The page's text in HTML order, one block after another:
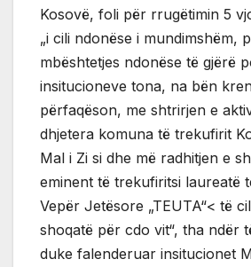
Kosovë, foli për rrugëtimin 5
„i cili ndonëse i mundimshëm,
mbështetjes ndonëse të gjërë
insitucioneve tona, na bën
përfaqëson, me shtrirjen e
dhjetera komuna të trekufirit
Mal i Zi si dhe më radhitjen e
eminent të trekufiritsi laureatë
Vepër Jetësore „TEUTA“< të
shoqatë për cdo vit“, tha ndër
duke falenderuar insitucionet